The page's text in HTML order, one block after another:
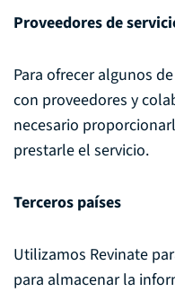
Proveedores de
Para ofrecer algunos
con proveedores y
necesario
prestarle el servicio.
Terceros países
Utilizamos Revinate
para almacenar la